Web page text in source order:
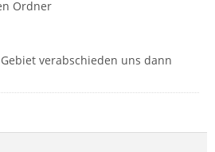
Ordner
verabschieden uns dann